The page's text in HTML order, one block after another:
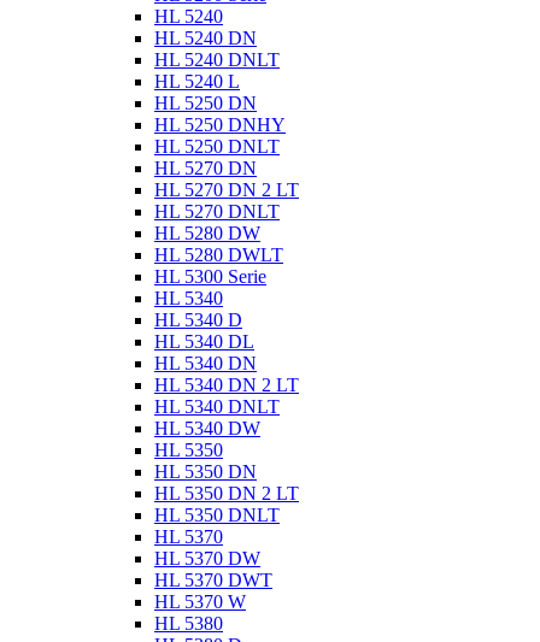
HL 5240
HL 5240 DN
HL 5240 DNLT
HL 5240 L
HL 5250 DN
HL 5250 DNHY
HL 5250 DNLT
HL 5270 DN
HL 5270 DN 2 LT
HL 5270 DNLT
HL 5280 DW
HL 5280 DWLT
HL 5300 Serie
HL 5340
HL 5340 D
HL 5340 DL
HL 5340 DN
HL 5340 DN 2 LT
HL 5340 DNLT
HL 5340 DW
HL 5350
HL 5350 DN
HL 5350 DN 2 LT
HL 5350 DNLT
HL 5370
HL 5370 DW
HL 5370 DWT
HL 5370 W
HL 5380